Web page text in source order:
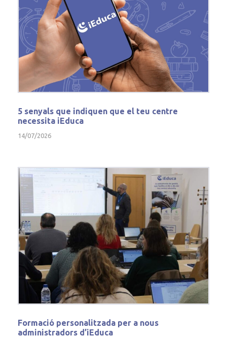
5 senyals que indiquen que el teu centre
necessita iEduca
14/07/2026
Formació personalitzada per a nous
administradors d’iEduca